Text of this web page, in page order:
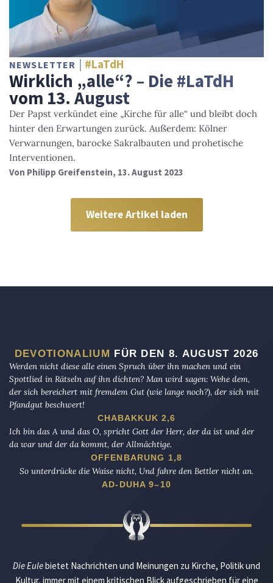
NEWSLETTER #LaTdH
Wirklich „alle“? – Die #LaTdH
vom 13. August
Der Papst verkündet eine „Kirche für alle“ und bleibt doch
hinter den Erwartungen zurück. Außerdem: Kölner
Verwarnungen, barocke Sakralbauten und prohetische
Interventionen.
Von Philipp Greifenstein, 13. August 2023
Weitere Artikel laden
DEVOTIONALIUM
FÜR DEN 8. AUGUST 2026
Werden nicht diese alle einen Spruch über ihn machen und ein
Spottlied in Rätseln auf ihn dichten? Man wird sagen: Wehe dem,
der sich bereichert mit fremdem Gut (wie lange noch?), der sich mit
Pfandgut beschwert!
CHABAKKUK 2,6
Ich bin das A und das O, spricht Gott der Herr, der da ist und der
da war und der da kommt, der Allmächtige.
OFFENBARUNG 1,8
So unterdrücke die Waise nicht, Und fahre den Bettler nicht an.
AD-DUHA 9–10
Die Eulebietet Nachrichten und Meinungen zu Kirche, Politik und
Kultur, immer mit einem kritischen Blick aufgeschrieben für eine